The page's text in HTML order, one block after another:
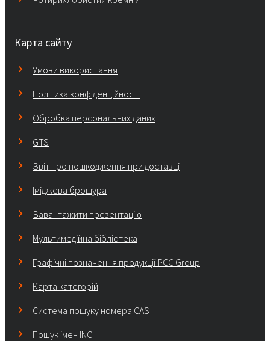
Карта сайту
Умови використання
Політика конфіденційності
Обробка персональних даних
GTS
Звіт про пошкодження при доставці
Іміджева брошура
Завантажити презентацію
Мультимедійна бібліотека
Графічні позначення продукції PCC Group
Карта категорій
Система пошуку номера CAS
Пошук імен INCI